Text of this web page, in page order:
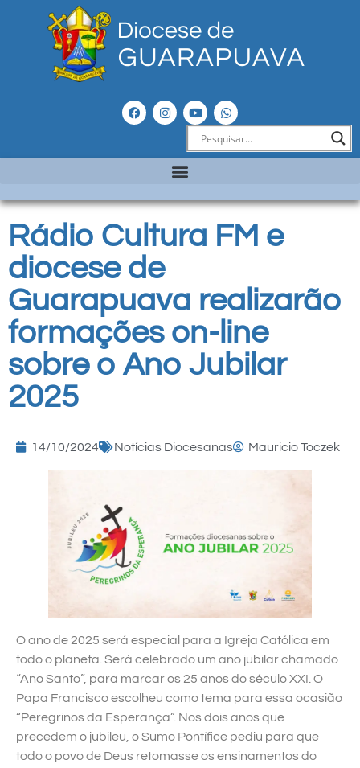
Rádio Cultura FM e
diocese de
Guarapuava realizarão
formações on-line
sobre o Ano Jubilar
2025
14/10/2024 Notícias Diocesanas Mauricio Toczek
O ano de 2025 será especial para a Igreja Católica em
todo o planeta. Será celebrado um ano jubilar chamado
“Ano Santo”, para marcar os 25 anos do século XXI. O
Papa Francisco escolheu como tema para essa ocasião
“Peregrinos da Esperança”. Nos dois anos que
precedem o jubileu, o Sumo Pontífice pediu para que
todo o povo de Deus retomasse os ensinamentos do